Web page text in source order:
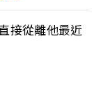
接從離他最近